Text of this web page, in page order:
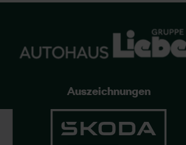
Auszeichnungen